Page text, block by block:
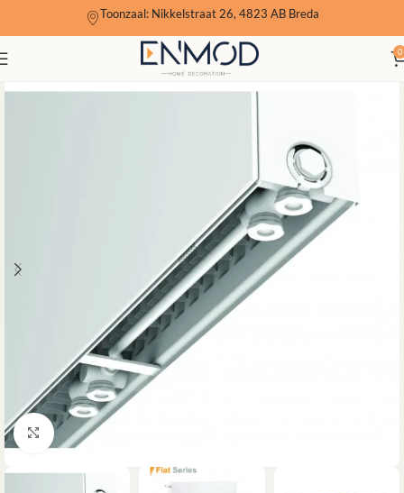
Toonzaal: Nikkelstraat 26, 4823 AB Breda
0
Klik om te vergroten